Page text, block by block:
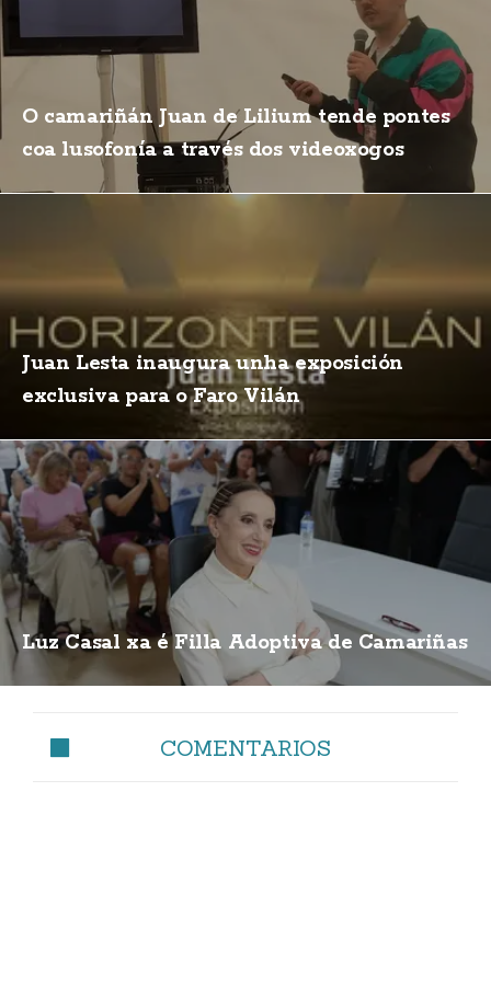
O camariñán Juan de Lilium tende pontes
coa lusofonía a través dos videoxogos
Juan Lesta inaugura unha exposición
exclusiva para o Faro Vilán
Luz Casal xa é Filla Adoptiva de Camariñas
COMENTARIOS